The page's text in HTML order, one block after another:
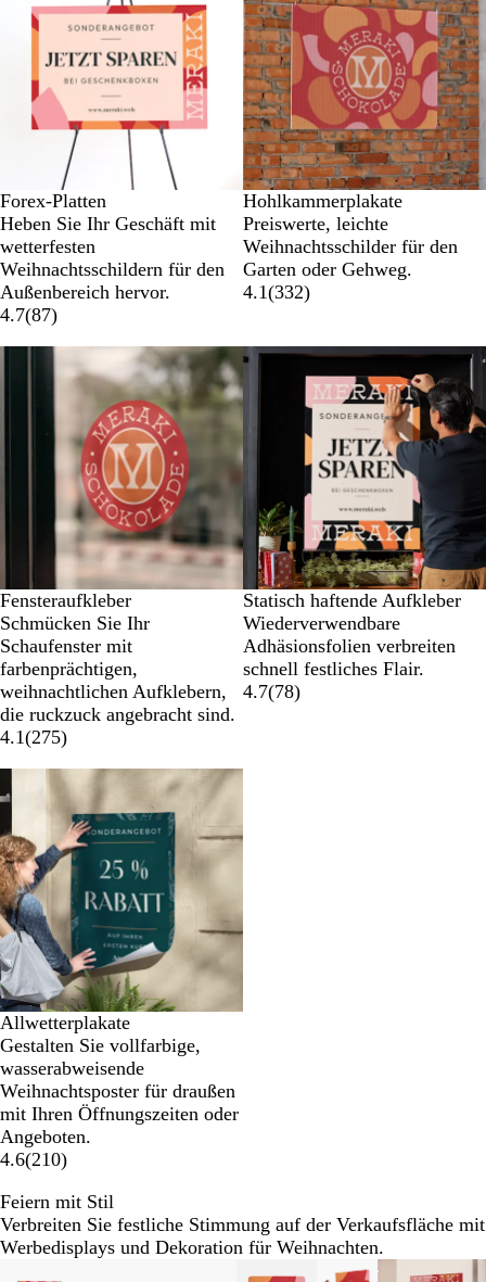
Forex-Platten
Heben Sie Ihr Geschäft mit
wetterfesten
Weihnachtsschildern für den
Außenbereich hervor.
4.7(87)
Hohlkammerplakate
Preiswerte, leichte
Weihnachtsschilder für den
Garten oder Gehweg.
4.1(332)
Neue Optionen
Fensteraufkleber
Schmücken Sie Ihr
Schaufenster mit
farbenprächtigen,
weihnachtlichen Aufklebern,
die ruckzuck angebracht sind.
4.1(275)
Neue Optionen
Statisch haftende Aufkleber
Wiederverwendbare
Adhäsionsfolien verbreiten
schnell festliches Flair.
4.7(78)
Allwetterplakate
Gestalten Sie vollfarbige,
wasserabweisende
Weihnachtsposter für draußen
mit Ihren Öffnungszeiten oder
Angeboten.
4.6(210)
Feiern mit Stil
Verbreiten Sie festliche Stimmung auf der Verkaufsfläche mit
Werbedisplays und Dekoration für Weihnachten.
Neue